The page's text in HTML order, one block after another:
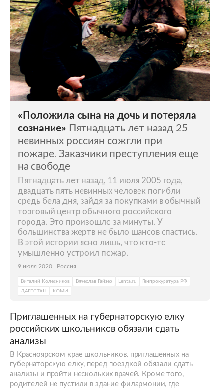
«Положила сына на дочь и потеряла
сознание» Пятнадцать лет назад 25
невинных россиян сожгли при
пожаре. Заказчики преступления еще
на свободе
Пятнадцать лет назад, 11 июля 2005 года,
двадцать пять невинных человек погибли
средь бела дня, зайдя за покупками в обычный
торговый центр обычного российского
города. Это произошло за минуты. У
большинства жертв не было шансов спастись.
В этой истории ясно лишь, что кто-то
умышленно устроил пожар.
9 июля 2020 Россия
Виталий Колесников Вячеслав Гайзер Lenta.ru
Генпрокуратура РФ
ДАГЕСТАН
КОМИ
Приглашенных на губернаторскую елку
российских школьников обязали сдать
анализы
В Красноярском крае школьников, приглашенных на
губернаторскую елку, перед поездкой обязали сдать
анализы и пройти нескольких врачей. Кроме того,
родителей не пустили в здание филармонии, где